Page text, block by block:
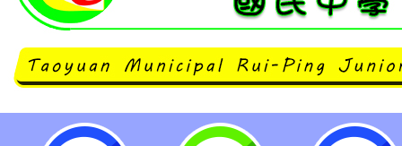
轉知「113學年度基隆市立中山高